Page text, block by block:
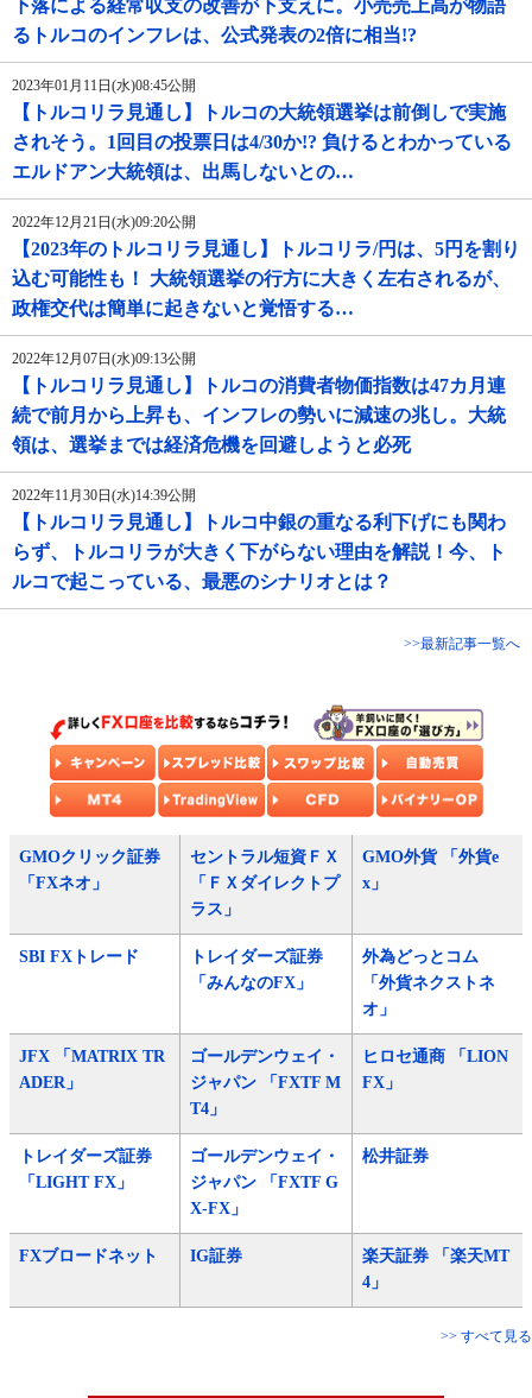
下落による経常収支の改善が下支えに。小売売上高が物語
るトルコのインフレは、公式発表の2倍に相当!?
2023年01月11日(水)08:45公開
【トルコリラ見通し】トルコの大統領選挙は前倒しで実施
されそう。1回目の投票日は4/30か!? 負けるとわかっている
エルドアン大統領は、出馬しないとの…
2022年12月21日(水)09:20公開
【2023年のトルコリラ見通し】トルコリラ/円は、5円を割り
込む可能性も！ 大統領選挙の行方に大きく左右されるが、
政権交代は簡単に起きないと覚悟する…
2022年12月07日(水)09:13公開
【トルコリラ見通し】トルコの消費者物価指数は47カ月連
続で前月から上昇も、インフレの勢いに減速の兆し。大統
領は、選挙までは経済危機を回避しようと必死
2022年11月30日(水)14:39公開
【トルコリラ見通し】トルコ中銀の重なる利下げにも関わ
らず、トルコリラが大きく下がらない理由を解説！今、ト
ルコで起こっている、最悪のシナリオとは？
>>最新記事一覧へ
GMOクリック証券
「FXネオ」
セントラル短資ＦＸ
「ＦＸダイレクトプ
ラス」
GMO外貨 「外貨e
x」
SBI FXトレード
トレイダーズ証券
「みんなのFX」
外為どっとコム
「外貨ネクストネ
オ」
JFX 「MATRIX TR
ADER」
ゴールデンウェイ・
ジャパン 「FXTF M
T4」
ヒロセ通商 「LION
FX」
トレイダーズ証券
「LIGHT FX」
ゴールデンウェイ・
ジャパン 「FXTF G
X-FX」
松井証券
FXブロードネット IG証券
楽天証券 「楽天MT
4」
>> すべて見る